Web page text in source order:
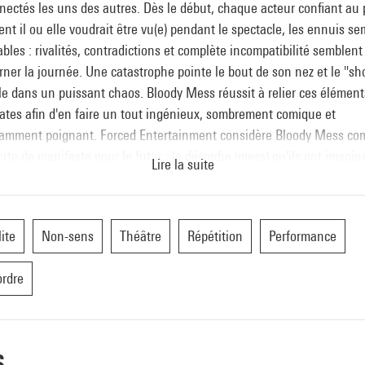
les uns des autres. Dès le début, chaque acteur confiant au
il ou elle voudrait être vu(e) pendant le spectacle, les ennuis
: rivalités, contradictions et complète incompatibilité semblent
la journée. Une catastrophe pointe le bout de son nez et le
dans un puissant chaos. Bloody Mess réussit à relier ces
afin d'en faire un tout ingénieux, sombrement comique et
poignant. Forced Entertainment considère Bloody Mess
de manifeste pour le futur ; le désordre (mess) qu'ils ont imaginé
1984, le collectif d'artistes britanniques Forced Entertainment
Tim Etchells, Richard Lowdon, Claire Marshall, Cathy Naden, Terry
explore les multiples formes du théâtre, de l'installation, des
médias, de la vidéo et du cinéma. Du solo au travail de groupe,
qui séparent la fiction des
du réel. Provocants, ils explorent les mythologies, les défis, les
Lire la suite
Non-sens Théâtre Répétition Performance